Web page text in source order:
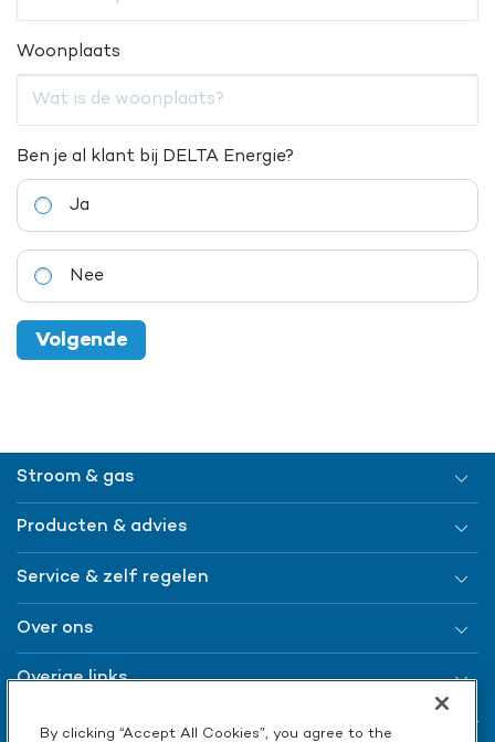
Woonplaats
Ben je al klant bij DELTA Energie?
Ja
Nee
Stroom & gas
Producten & advies
Service & zelf regelen
Over ons
Overige links
By clicking “Accept All Cookies”, you agree to the